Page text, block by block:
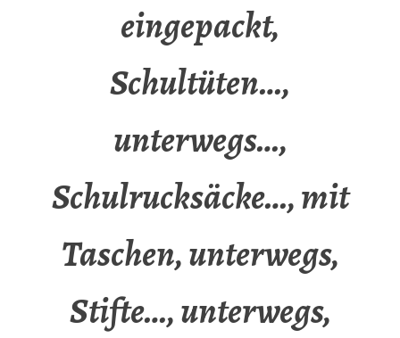
eingepackt,
Schultüten…,
unterwegs…,
Schulrucksäcke…, mit
Taschen, unterwegs,
Stifte…, unterwegs,